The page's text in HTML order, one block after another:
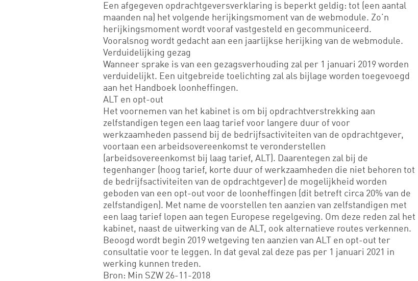
Een afgegeven opdrachtgeversverklaring is beperkt geldig: tot (een aantal
maanden na) het volgende herijkingsmoment van de webmodule. Zo’n
herijkingsmoment wordt vooraf vastgesteld en gecommuniceerd.
Vooralsnog wordt gedacht aan een jaarlijkse herijking van de webmodule.
Verduidelijking gezag
Wanneer sprake is van een gezagsverhouding zal per 1 januari 2019 worden
verduidelijkt. Een uitgebreide toelichting zal als bijlage worden toegevoegd
aan het Handboek loonheffingen.
ALT en opt-out
Het voornemen van het kabinet is om bij opdrachtverstrekking aan
zelfstandigen tegen een laag tarief voor langere duur of voor
werkzaamheden passend bij de bedrijfsactiviteiten van de opdrachtgever,
voortaan een arbeidsovereenkomst te veronderstellen
(arbeidsovereenkomst bij laag tarief, ALT). Daarentegen zal bij de
tegenhanger (hoog tarief, korte duur of werkzaamheden die niet behoren tot
de bedrijfsactiviteiten van de opdrachtgever) de mogelijkheid worden
geboden van een opt-out voor de loonheffingen (dit betreft circa 20% van de
zelfstandigen). Met name de voorstellen ten aanzien van zelfstandigen met
een laag tarief lopen aan tegen Europese regelgeving. Om deze reden zal het
kabinet, naast de uitwerking van de ALT, ook alternatieve routes verkennen.
Beoogd wordt begin 2019 wetgeving ten aanzien van ALT en opt-out ter
consultatie voor te leggen. In dat geval zal deze pas per 1 januari 2021 in
werking kunnen treden.
Bron: Min SZW 26-11-2018